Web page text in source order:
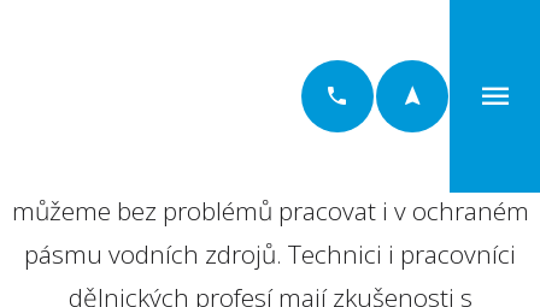
Mechanizace
Všechny stroje jsou ve výborném technickém
můžeme bez problémů pracovat i v ochraném
pásmu vodních zdrojů. Technici i pracovníci
dělnických profesí mají zkušenosti s